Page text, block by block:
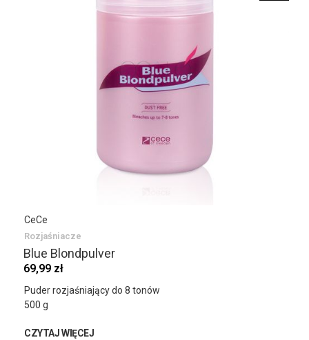
CeCe
Rozjaśniacze
Blue Blondpulver
69,99 zł
Puder rozjaśniający do 8 tonów
500 g
CZYTAJ WIĘCEJ